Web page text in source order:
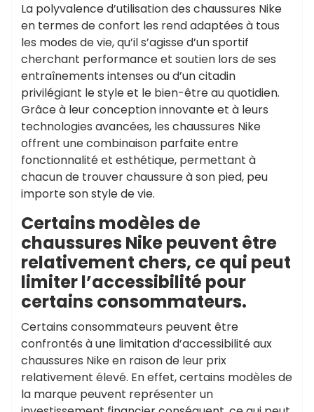
La polyvalence d’utilisation des chaussures Nike
en termes de confort les rend adaptées à tous
les modes de vie, qu’il s’agisse d’un sportif
cherchant performance et soutien lors de ses
entraînements intenses ou d’un citadin
privilégiant le style et le bien-être au quotidien.
Grâce à leur conception innovante et à leurs
technologies avancées, les chaussures Nike
offrent une combinaison parfaite entre
fonctionnalité et esthétique, permettant à
chacun de trouver chaussure à son pied, peu
importe son style de vie.
Certains modèles de
chaussures Nike peuvent être
relativement chers, ce qui peut
limiter l’accessibilité pour
certains consommateurs.
Certains consommateurs peuvent être
confrontés à une limitation d’accessibilité aux
chaussures Nike en raison de leur prix
relativement élevé. En effet, certains modèles de
la marque peuvent représenter un